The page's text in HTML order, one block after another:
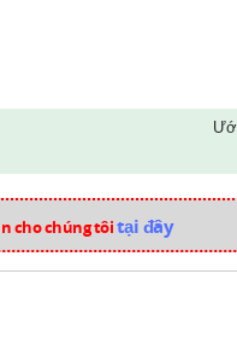
cho chúng tôitại đây